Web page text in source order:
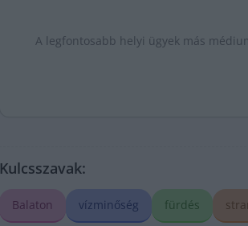
A legfontosabb helyi ügyek más
Kulcsszavak:
Balaton vízminőség fürdés